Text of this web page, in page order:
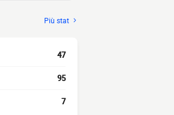
Più stat
47
95
7